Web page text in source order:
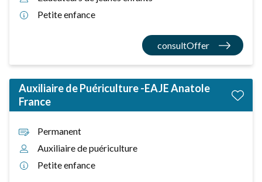
Petite enfance
consultOffer
Auxiliaire de Puériculture -EAJE Anatole
France
Permanent
Auxiliaire de puériculture
Petite enfance